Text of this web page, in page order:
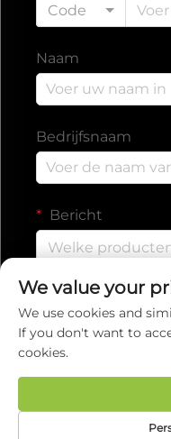
Code
Naam
Bedrijfsnaam
Bericht
Auteursrecht ©
We value your
We use cookies and
If you don't want to
cookies.